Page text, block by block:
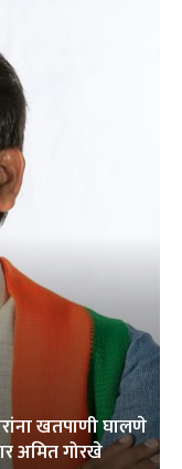
खतपाणी घालणे
अमित गोरखे